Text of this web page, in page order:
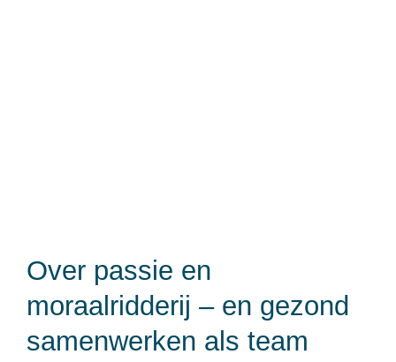
Over passie en
moraalridderij – en gezond
samenwerken als team